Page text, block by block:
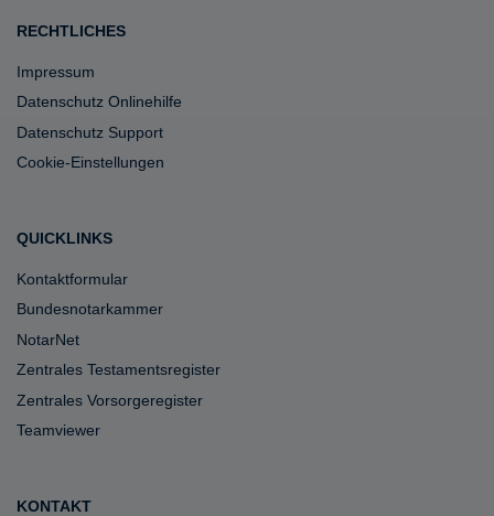
RECHTLICHES
Impressum
Datenschutz Onlinehilfe
Datenschutz Support
Cookie-Einstellungen
QUICKLINKS
Kontaktformular
Bundesnotarkammer
NotarNet
Zentrales Testamentsregister
Zentrales Vorsorgeregister
Teamviewer
KONTAKT